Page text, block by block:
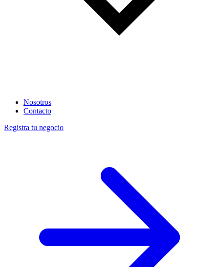
Nosotros
Contacto
Registra tu negocio